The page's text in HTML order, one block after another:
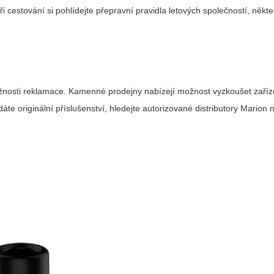
cestování si pohlídejte přepravní pravidla letových společností,
reklamace. Kamenné prodejny nabízejí možnost vyzkoušet
originální příslušenství, hledejte autorizované distributory Marion